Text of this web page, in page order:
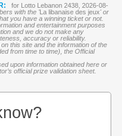
for Lotto Lebanon 2438, 2026-08-
with the 'La libanaise des jeux' or
you have a winning ticket or not.
and entertainment purposes
and we do not make any
accuracy or reliability.
this site and the information of the
from time to time), the Official
upon information obtained here or
official prize validation sheet.